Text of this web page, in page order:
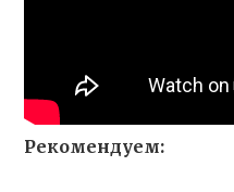
Рекомендуем: